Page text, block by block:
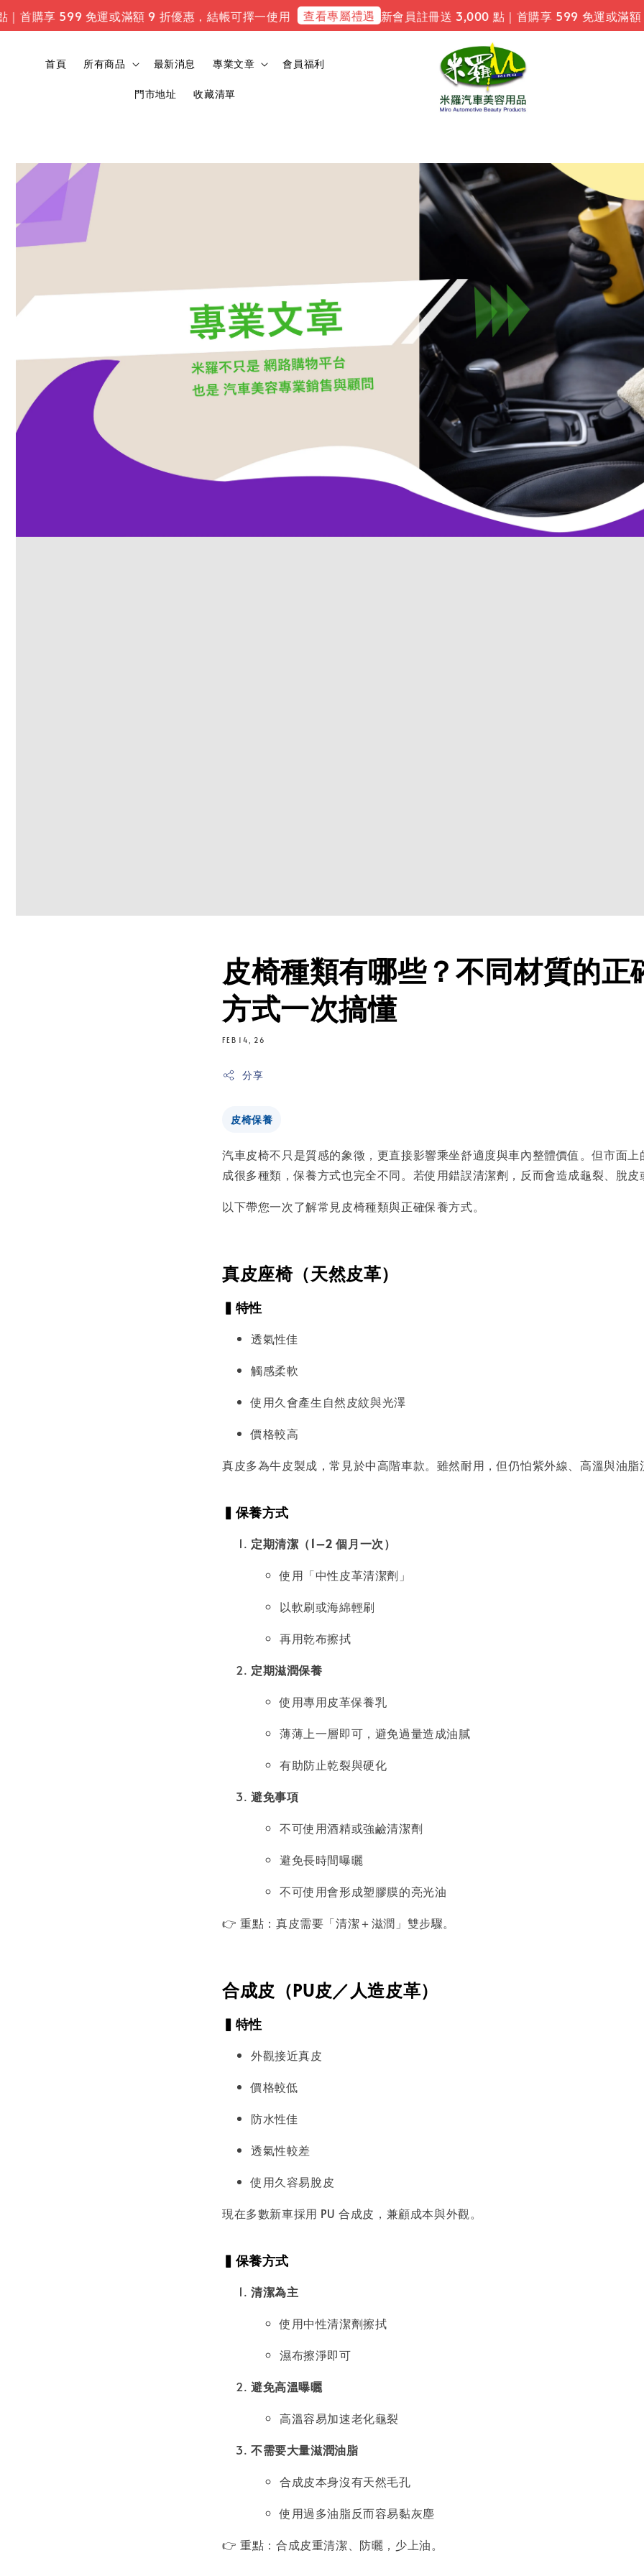
購享 599 免運或滿額 9 折優惠，結帳可擇一使用 查看專屬禮遇 新會員註冊送 3,000 點｜首購享 599 免運或滿額 9
首頁 所有商品 最新消息 專業文章 會員福利
門市地址 收藏清單
皮椅種類有哪些？不同材質的正
方式一次搞懂
FEB 14, 26
分享
皮椅保養
汽車皮椅不只是質感的象徵，更直接影響乘坐舒適度與車內整體價值。但市面
成很多種類，保養方式也完全不同。若使用錯誤清潔劑，反而會造成龜裂、脫皮
以下帶您一次了解常見皮椅種類與正確保養方式。
真皮座椅（天然皮革）
▍特性
透氣性佳
觸感柔軟
使用久會產生自然皮紋與光澤
價格較高
真皮多為牛皮製成，常見於中高階車款。雖然耐用，但仍怕紫外線、高溫與油脂
▍保養方式
定期清潔（1–2 個月一次）
使用「中性皮革清潔劑」
以軟刷或海綿輕刷
再用乾布擦拭
定期滋潤保養
使用專用皮革保養乳
薄薄上一層即可，避免過量造成油膩
有助防止乾裂與硬化
避免事項
不可使用酒精或強鹼清潔劑
避免長時間曝曬
不可使用會形成塑膠膜的亮光油
👉 重點：真皮需要「清潔＋滋潤」雙步驟。
合成皮（PU皮／人造皮革）
▍特性
外觀接近真皮
價格較低
防水性佳
透氣性較差
使用久容易脫皮
現在多數新車採用 PU 合成皮，兼顧成本與外觀。
▍保養方式
清潔為主
使用中性清潔劑擦拭
濕布擦淨即可
避免高溫曝曬
高溫容易加速老化龜裂
不需要大量滋潤油脂
合成皮本身沒有天然毛孔
使用過多油脂反而容易黏灰塵
👉 重點：合成皮重清潔、防曬，少上油。